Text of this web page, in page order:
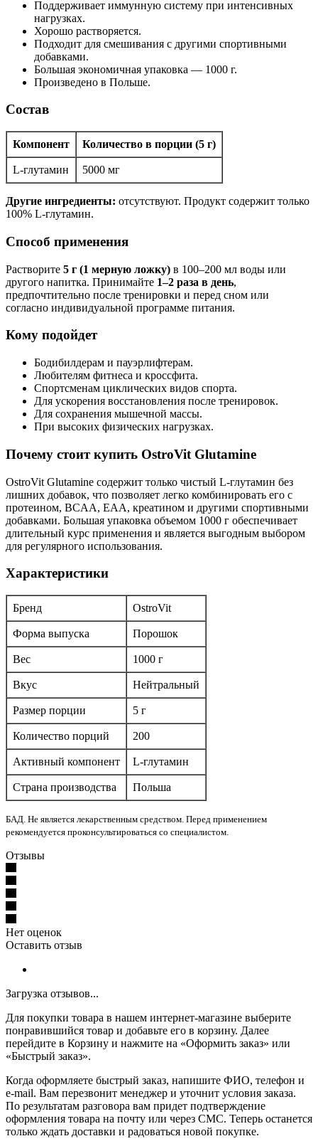
Поддерживает иммунную систему при интенсивных
нагрузках.
Хорошо растворяется.
Подходит для смешивания с другими спортивными
добавками.
Большая экономичная упаковка — 1000 г.
Произведено в Польше.
Состав
Компонент Количество в порции (5 г)
L-глутамин 5000 мг
Другие ингредиенты: отсутствуют. Продукт содержит только
100% L-глутамин.
Способ применения
Растворите 5 г (1 мерную ложку) в 100–200 мл воды или
другого напитка. Принимайте 1–2 раза в день,
предпочтительно после тренировки и перед сном или
согласно индивидуальной программе питания.
Кому подойдет
Бодибилдерам и пауэрлифтерам.
Любителям фитнеса и кроссфита.
Спортсменам циклических видов спорта.
Для ускорения восстановления после тренировок.
Для сохранения мышечной массы.
При высоких физических нагрузках.
Почему стоит купить OstroVit Glutamine
OstroVit Glutamine содержит только чистый L-глутамин без
лишних добавок, что позволяет легко комбинировать его с
протеином, BCAA, EAA, креатином и другими спортивными
добавками. Большая упаковка объемом 1000 г обеспечивает
длительный курс применения и является выгодным выбором
для регулярного использования.
Характеристики
Бренд OstroVit
Форма выпуска Порошок
Вес 1000 г
Вкус Нейтральный
Размер порции 5 г
Количество порций 200
Активный компонент L-глутамин
Страна производства Польша
БАД. Не является лекарственным средством. Перед применением
рекомендуется проконсультироваться со специалистом.
Отзывы
Нет оценок
Оставить отзыв
Загрузка отзывов...
Для покупки товара в нашем интернет-магазине выберите
понравившийся товар и добавьте его в корзину. Далее
перейдите в Корзину и нажмите на «Оформить заказ» или
«Быстрый заказ».
Когда оформляете быстрый заказ, напишите ФИО, телефон и
e-mail. Вам перезвонит менеджер и уточнит условия заказа.
По результатам разговора вам придет подтверждение
оформления товара на почту или через СМС. Теперь останется
только ждать доставки и радоваться новой покупке.